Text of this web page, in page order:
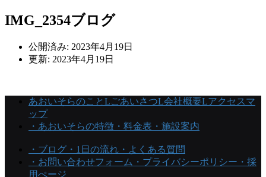
IMG_2354ブログ
公開済み: 2023年4月19日
更新: 2023年4月19日
あおいそらのことLごあいさつL会社概要Lアクセスマ
ップ
・あおいそらの特徴 ・料金表 ・施設案内
・ブログ ・1日の流れ ・よくある質問
・お問い合わせフォーム ・プライバシーポリシー ・採
用ぺージ